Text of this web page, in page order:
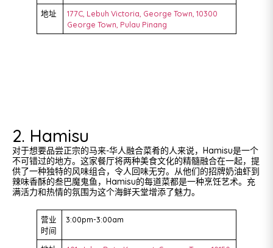
地址
177C, Lebuh Victoria, George Town, 10300
George Town, Pulau Pinang
2. Hamisu
对于想要品尝正宗的马来-华人融合菜肴的人来说，Hamisu是一个
不可错过的地方。这家餐厅将两种美食文化的精髓融合在一起，提
供了一种独特的风味组合，令人回味无穷。从他们的招牌奶油虾到
辣味香酥的叁巴魔鬼鱼，Hamisu的每道菜都是一种烹饪艺术。充
满活力和热情的氛围为这个海鲜天堂增添了魅力。
营业
时间
3:00pm-3:00am